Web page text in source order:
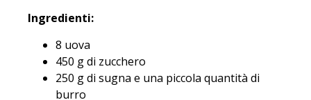
Ingredienti:
8 uova
450 g di zucchero
250 g di sugna e una piccola quantità di
burro